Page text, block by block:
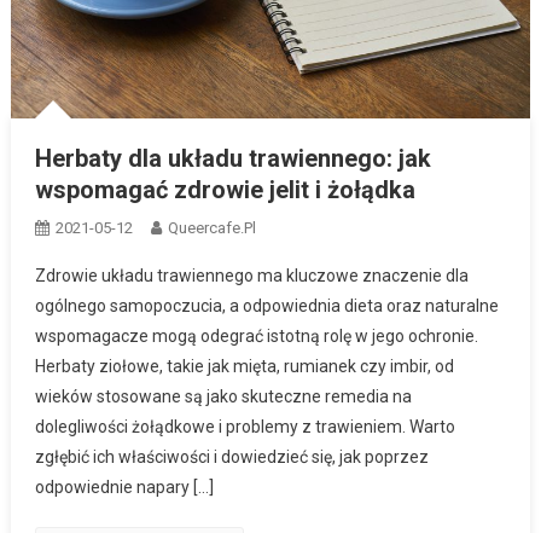
Herbaty dla układu trawiennego: jak
wspomagać zdrowie jelit i żołądka
2021-05-12 Queercafe.pl
Zdrowie układu trawiennego ma kluczowe znaczenie dla
ogólnego samopoczucia, a odpowiednia dieta oraz naturalne
wspomagacze mogą odegrać istotną rolę w jego ochronie.
Herbaty ziołowe, takie jak mięta, rumianek czy imbir, od
wieków stosowane są jako skuteczne remedia na
dolegliwości żołądkowe i problemy z trawieniem. Warto
zgłębić ich właściwości i dowiedzieć się, jak poprzez
odpowiednie napary […]